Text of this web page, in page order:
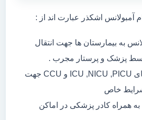
اشکذر عبارت اند از :
به بیمارستان ها جهت انتقال
پزشک و پرستار مجرب .
اعزام آمبولانس های ICU ,NICU ,PICU و CCU جهت
شرایط خاص
به همراه کادر پزشکی در اماکن